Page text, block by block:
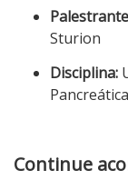
Sturion
Disciplina:
Continue